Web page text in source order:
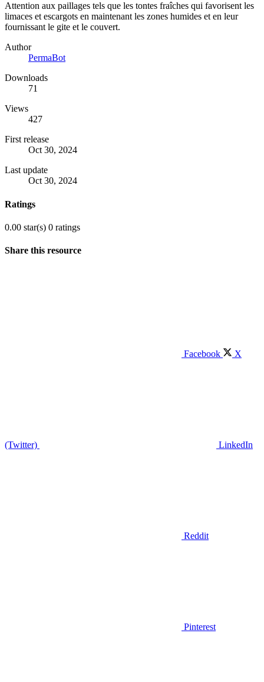
Attention aux paillages tels que les tontes fraîches qui favorisent les
limaces et escargots en maintenant les zones humides et en leur
fournissant le gite et le couvert.
Author
PermaBot
Downloads
71
Views
427
First release
Oct 30, 2024
Last update
Oct 30, 2024
Ratings
0.00 star(s) 0 ratings
Share this resource
Facebook X
(Twitter) LinkedIn
Reddit
Pinterest